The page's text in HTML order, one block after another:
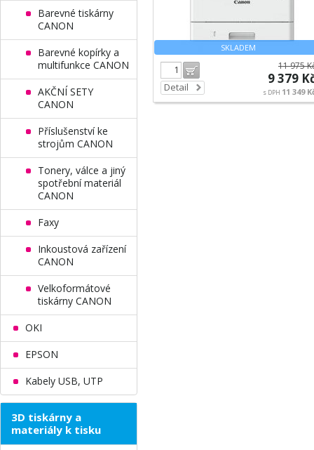
SKLADEM
Detail
11 975
9 379
s DPH 11 349
Barevné tiskárny
CANON
Barevné kopírky a
multifunkce CANON
AKČNÍ SETY
CANON
Příslušenství ke
strojům CANON
Tonery, válce a jiný
spotřební materiál
CANON
Faxy
Inkoustová zařízení
CANON
Velkoformátové
tiskárny CANON
OKI
EPSON
Kabely USB, UTP
3D tiskárny a
materiály k tisku